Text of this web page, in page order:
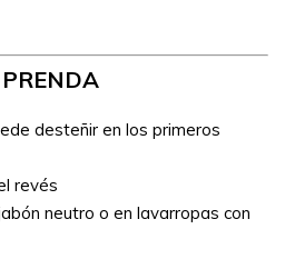
desteñir en los primeros
revés
neutro o en lavarropas con